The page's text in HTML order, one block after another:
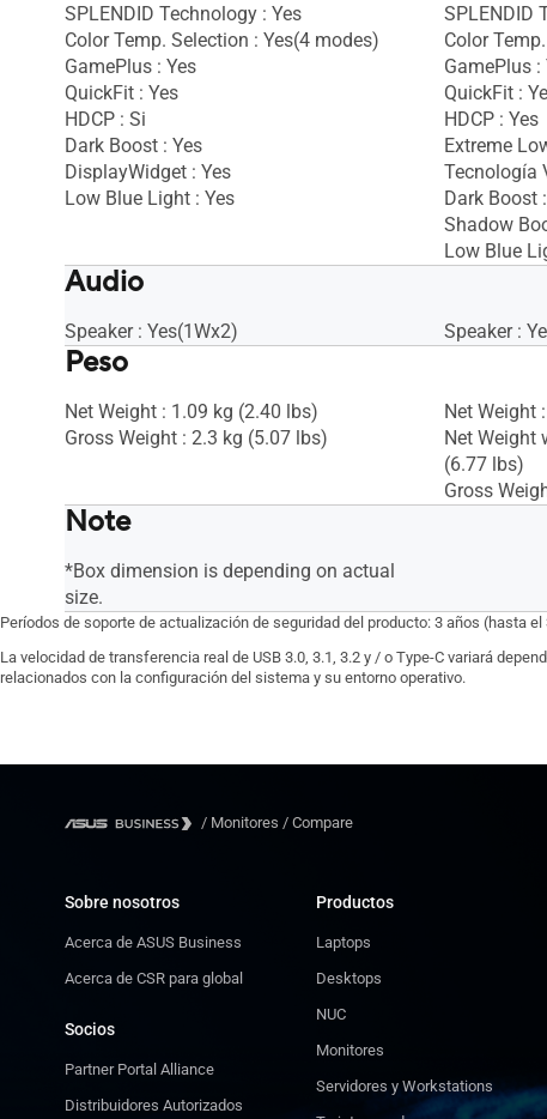
SPLENDID Technology : Yes
Color Temp. Selection : Yes(4 modes)
GamePlus : Yes
QuickFit : Yes
HDCP : Si
Dark Boost : Yes
DisplayWidget : Yes
Low Blue Light : Yes
SPLENDID
Color
GamePlus :
QuickFit :
HDCP : Yes
Extreme
Tecnología
Dark Boost
Shadow
Low Blue
Audio
Speaker : Yes(1Wx2) Speaker :
Peso
Net Weight : 1.09 kg (2.40 lbs)
Gross Weight : 2.3 kg (5.07 lbs)
Net Weight
Net Weight
(6.77 lbs)
Gross
Note
*Box dimension is depending on actual
size.
Períodos de soporte de actualización de seguridad del producto: 3 años (hasta
La velocidad de transferencia real de USB 3.0, 3.1, 3.2 y / o Type-C variará
relacionados con la configuración del sistema y su entorno operativo.
/ Monitores / Compare
Sobre nosotros
Acerca de ASUS Business
Acerca de CSR para global
Socios
Partner Portal Alliance
Distribuidores Autorizados
Productos
Laptops
Desktops
NUC
Monitores
Servidores y Workstations